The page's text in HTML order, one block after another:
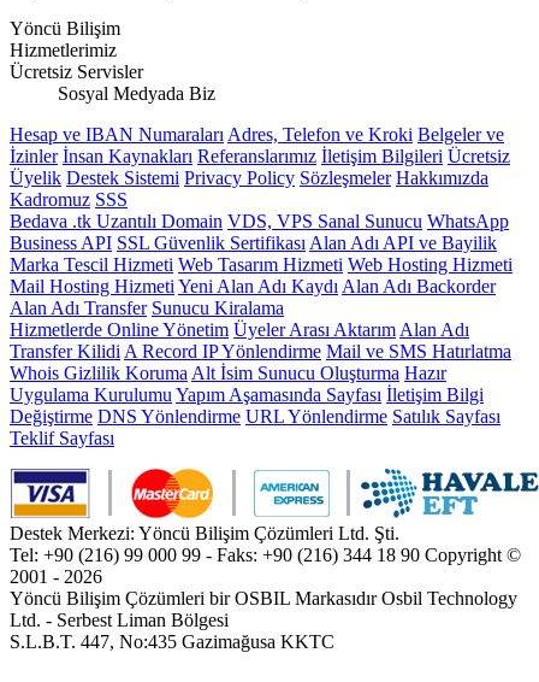
Yöncü Bilişim
Hizmetlerimiz
Ücretsiz Servisler
Sosyal Medyada Biz
Hesap ve IBAN Numaraları Adres, Telefon ve Kroki Belgeler ve
İzinler İnsan Kaynakları Referanslarımız İletişim Bilgileri Ücretsiz
Üyelik Destek Sistemi Privacy Policy Sözleşmeler Hakkımızda
Kadromuz SSS
Bedava .tk Uzantılı Domain VDS, VPS Sanal Sunucu WhatsApp
Business API SSL Güvenlik Sertifikası Alan Adı API ve Bayilik
Marka Tescil Hizmeti Web Tasarım Hizmeti Web Hosting Hizmeti
Mail Hosting Hizmeti Yeni Alan Adı Kaydı Alan Adı Backorder
Alan Adı Transfer Sunucu Kiralama
Hizmetlerde Online Yönetim Üyeler Arası Aktarım Alan Adı
Transfer Kilidi A Record IP Yönlendirme Mail ve SMS Hatırlatma
Whois Gizlilik Koruma Alt İsim Sunucu Oluşturma Hazır
Uygulama Kurulumu Yapım Aşamasında Sayfası İletişim Bilgi
Değiştirme DNS Yönlendirme URL Yönlendirme Satılık Sayfası
Teklif Sayfası
Destek Merkezi: Yöncü Bilişim Çözümleri Ltd. Şti.
Tel: +90 (216) 99 000 99 - Faks: +90 (216) 344 18 90 Copyright ©
2001 - 2026
Yöncü Bilişim Çözümleri bir OSBIL Markasıdır Osbil Technology
Ltd. - Serbest Liman Bölgesi
S.L.B.T. 447, No:435 Gazimağusa KKTC